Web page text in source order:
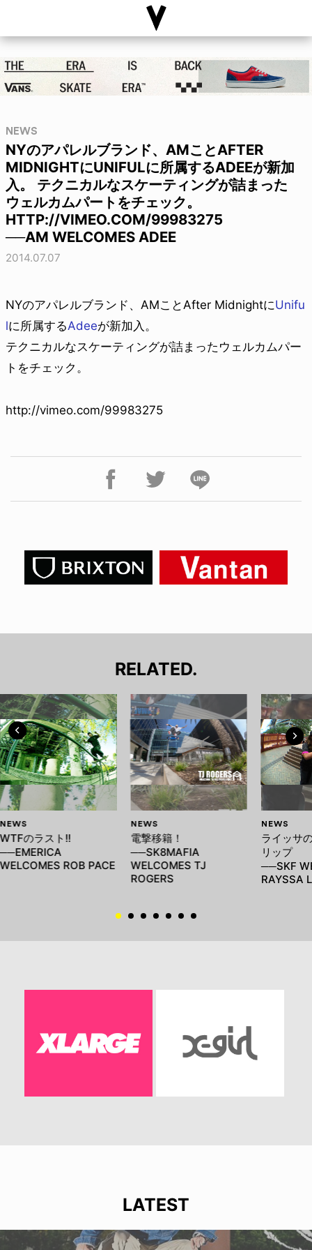
NEWS
NYのアパレルブランド、AMことAFTER
MIDNIGHTにUNIFULに所属するADEEが新加
入。 テクニカルなスケーティングが詰まった
ウェルカムパートをチェック。
HTTP://VIMEO.COM/99983275
──AM WELCOMES ADEE
2014.07.07
NYのアパレルブランド、AMことAfter MidnightにUnifu
lに所属するAdeeが新加入。
テクニカルなスケーティングが詰まったウェルカムパー
トをチェック。
http://vimeo.com/99983275
RELATED.
NEWS
WTFのラスト!!
──EMERICA
WELCOMES ROB PACE
NEWS
電撃移籍！
──SK8MAFIA
WELCOMES TJ
ROGERS
NEWS
ライッサ
リップ
──SKF
RAYSSA
LATEST